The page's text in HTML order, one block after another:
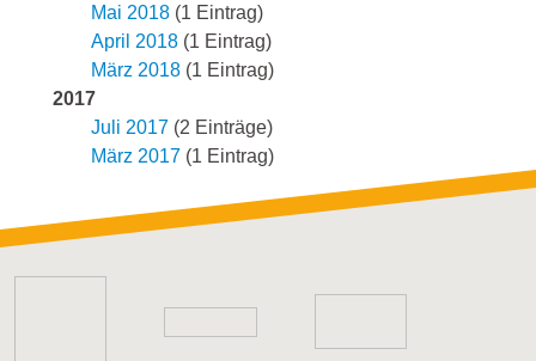
Mai 2018 (1 Eintrag)
April 2018 (1 Eintrag)
März 2018 (1 Eintrag)
2017
Juli 2017 (2 Einträge)
März 2017 (1 Eintrag)